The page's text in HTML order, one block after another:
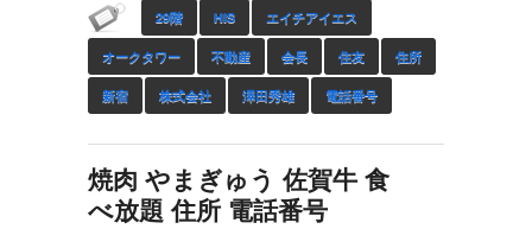
29階 HIS エイチアイエス
オークタワー 不動産 会長 住友 住所
新宿 株式会社 澤田秀雄 電話番号
焼肉 やまぎゅう 佐賀牛 食
べ放題 住所 電話番号